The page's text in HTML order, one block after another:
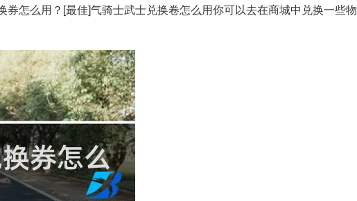
怎么用？[最佳]气骑士武士兑换卷怎么用你可以去在商城中兑换一些物